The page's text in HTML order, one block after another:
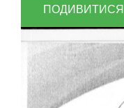
ПОДИВИТИСЯ